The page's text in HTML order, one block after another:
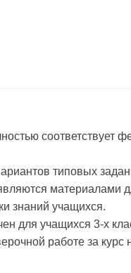
соответствует
типовых
материалами
знаний учащихся.
для учащихся 3-х
работе за